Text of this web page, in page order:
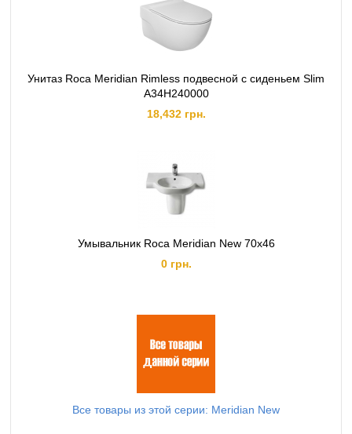
Унитаз Roca Meridian Rimless подвесной с сиденьем Slim
A34H240000
18,432 грн.
Умывальник Roca Meridian New 70x46
0 грн.
Все товары из этой серии: Meridian New